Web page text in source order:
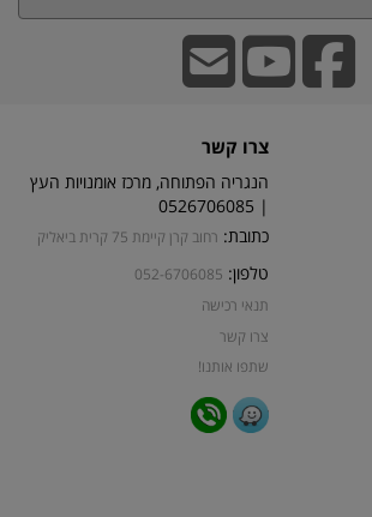
צרו קשר
הנגריה הפתוחה, מרכז אומנויות העץ
| 0526706085
כתובת: רחוב קרן קיימת 75 קרית ביאליק
טלפון: 052-6706085
תנאי רכישה
צרו קשר
שתפו אותנו!